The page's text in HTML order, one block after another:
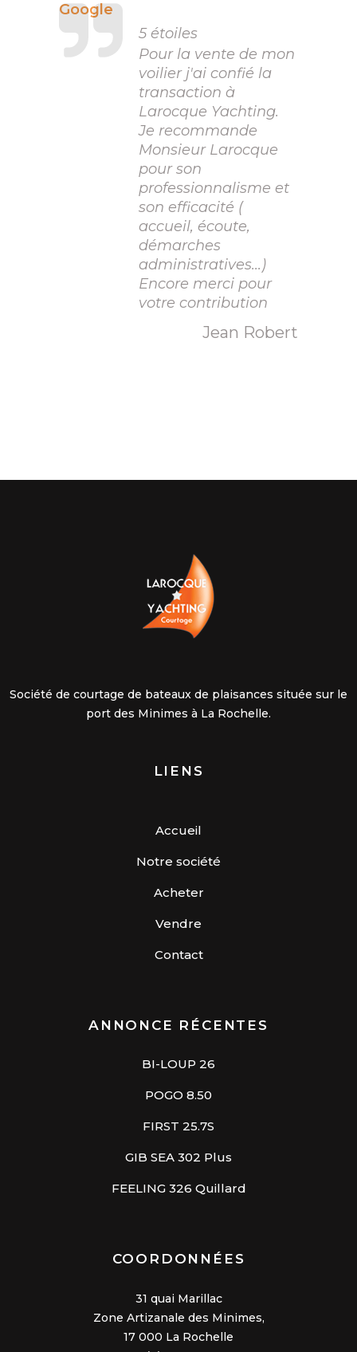
Google
5 étoiles
Pour la vente de mon
voilier j'ai confié la
transaction à
Larocque Yachting.
Je recommande
Monsieur Larocque
pour son
professionnalisme et
son efficacité (
accueil, écoute,
démarches
administratives...)
Encore merci pour
votre contribution
Jean Robert
Société de courtage de bateaux de plaisances située sur le
port des Minimes à La Rochelle.
LIENS
Accueil
Notre société
Acheter
Vendre
Contact
ANNONCE RÉCENTES
BI-LOUP 26
POGO 8.50
FIRST 25.7S
GIB SEA 302 Plus
FEELING 326 Quillard
COORDONNÉES
31 quai Marillac
Zone Artizanale des Minimes,
17 000 La Rochelle